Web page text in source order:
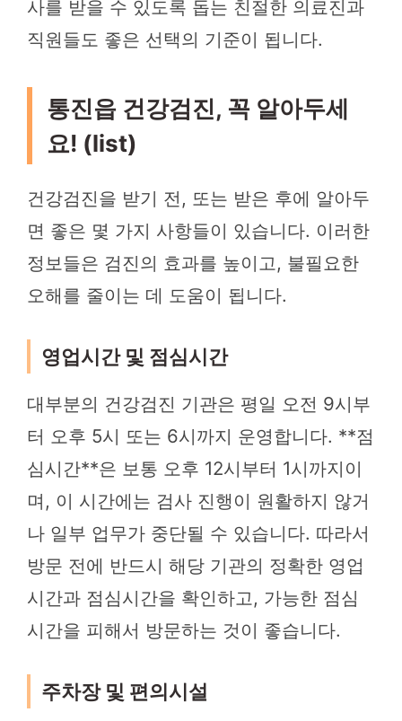
사를 받을 수 있도록 돕는 친절한 의료진과
직원들도 좋은 선택의 기준이 됩니다.
통진읍 건강검진, 꼭 알아두세
요! (list)
건강검진을 받기 전, 또는 받은 후에 알아두
면 좋은 몇 가지 사항들이 있습니다. 이러한
정보들은 검진의 효과를 높이고, 불필요한
오해를 줄이는 데 도움이 됩니다.
영업시간 및 점심시간
대부분의 건강검진 기관은 평일 오전 9시부
터 오후 5시 또는 6시까지 운영합니다. **점
심시간**은 보통 오후 12시부터 1시까지이
며, 이 시간에는 검사 진행이 원활하지 않거
나 일부 업무가 중단될 수 있습니다. 따라서
방문 전에 반드시 해당 기관의 정확한 영업
시간과 점심시간을 확인하고, 가능한 점심
시간을 피해서 방문하는 것이 좋습니다.
주차장 및 편의시설